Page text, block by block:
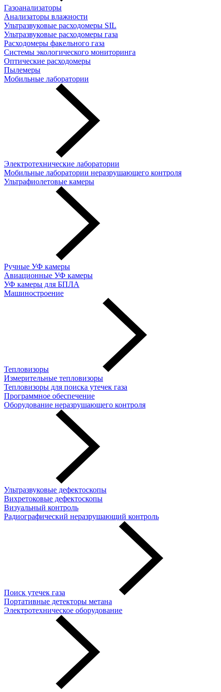
Газоанализаторы
Анализаторы влажности
Ультразвуковые расходомеры SIL
Ультразвуковые расходомеры газа
Расходомеры факельного газа
Системы экологического мониторинга
Оптические расходомеры
Пылемеры
Мобильные лаборатории
Электротехнические лаборатории
Мобильные лаборатории неразрушающего контроля
Ультрафиолетовые камеры
Ручные УФ камеры
Авиационные УФ камеры
УФ камеры для БПЛА
Машиностроение
Тепловизоры
Измерительные тепловизоры
Тепловизоры для поиска утечек газа
Программное обеспечение
Оборудование неразрушающего контроля
Ультразвуковые дефектоскопы
Вихретоковые дефектоскопы
Визуальный контроль
Радиографический неразрушающий контроль
Поиск утечек газа
Портативные детекторы метана
Электротехническое оборудование